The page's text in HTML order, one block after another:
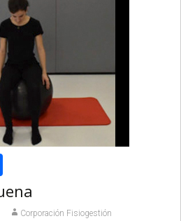
Comparteix
Corporación Fisiogestión